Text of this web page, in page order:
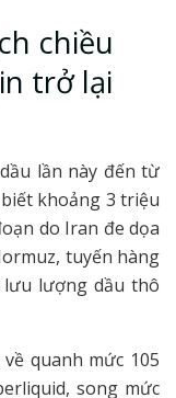
chiều
trở lại
lần này đến từ
khoảng 3 triệu
do Iran đe dọa
tuyến hàng
lưu lượng dầu thô
quanh mức 105
song mức